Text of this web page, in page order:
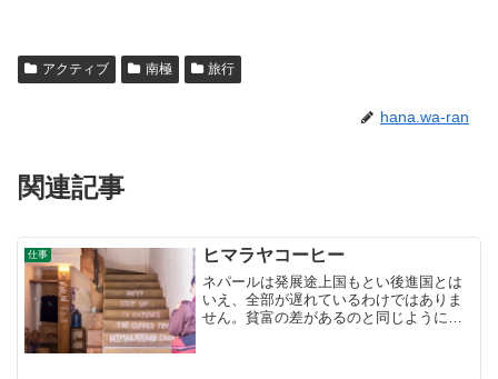
アクティブ 南極 旅行
hana.wa-ran
関連記事
仕事 ヒマラヤコーヒー
ネパールは発展途上国もとい後進国とは
いえ、全部が遅れているわけではありま
せん。貧富の差があるのと同じように、